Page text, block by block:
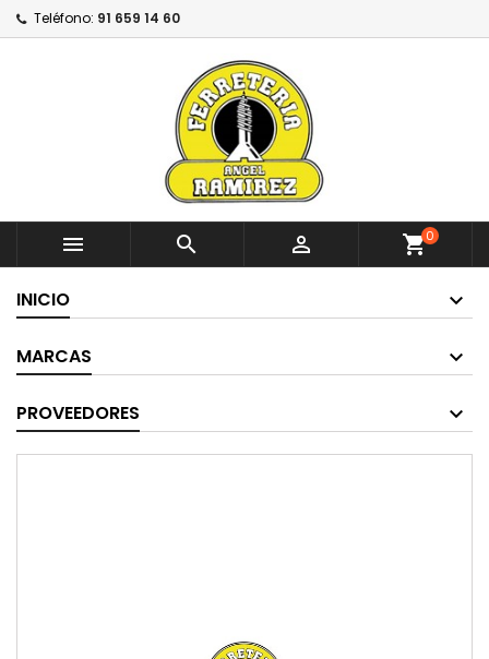
Teléfono: 91 659 14 60
   shopping_cart0
INICIO
MARCAS
PROVEEDORES